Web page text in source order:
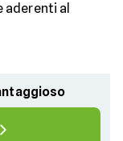
aderenti al